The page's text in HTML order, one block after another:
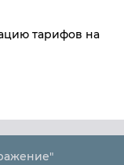
тарифов на